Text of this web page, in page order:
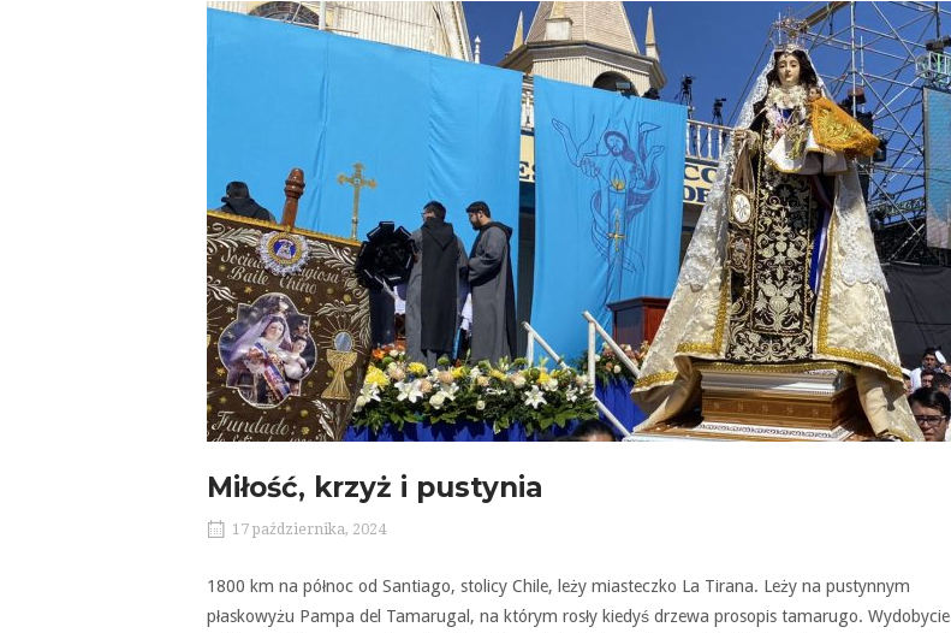
Miłość, krzyż i pustynia
17 października, 2024
1800 km na północ od Santiago, stolicy Chile, leży miasteczko La Tirana. Leży na pustynnym
płaskowyżu Pampa del Tamarugal, na którym rosły kiedyś drzewa prosopis tamarugo. Wydobycie